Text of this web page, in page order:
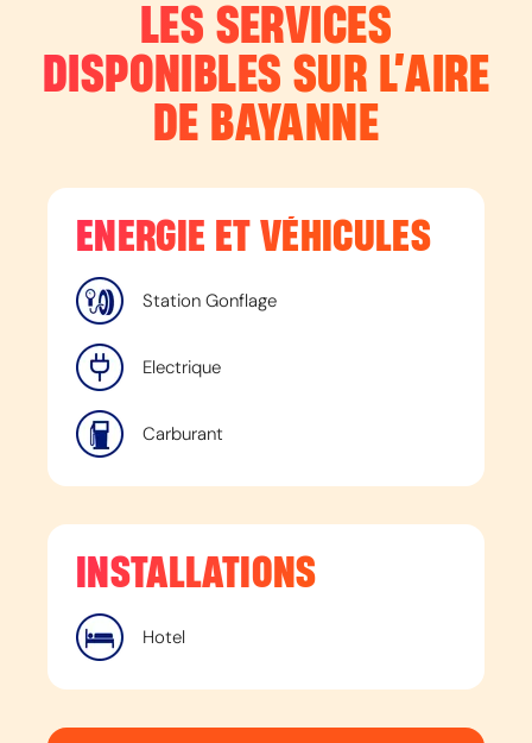
LES SERVICES
DISPONIBLES SUR L’AIRE
DE BAYANNE
ENERGIE ET VÉHICULES
Station Gonflage
Electrique
Carburant
INSTALLATIONS
Hotel